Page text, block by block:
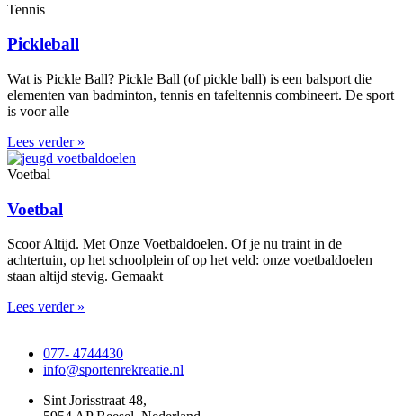
Tennis
Pickleball
Wat is Pickle Ball? Pickle Ball (of pickle ball) is een balsport die
elementen van badminton, tennis en tafeltennis combineert. De sport
is voor alle
Lees verder »
Voetbal
Voetbal
Scoor Altijd. Met Onze Voetbaldoelen. Of je nu traint in de
achtertuin, op het schoolplein of op het veld: onze voetbaldoelen
staan altijd stevig. Gemaakt
Lees verder »
077- 4744430
info@sportenrekreatie.nl
Sint Jorisstraat 48,